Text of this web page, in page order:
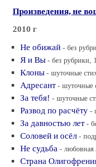
Произведения, не
2010 г
Не обижай - без
Я и Вы - без рубрики,
Клоны - шуточные
Адресант - шуточные
За тебя! - шуточные
Развод по расчёту -
За давностью лет -
Соловей и осёл -
Не судьба - любовная
Страна